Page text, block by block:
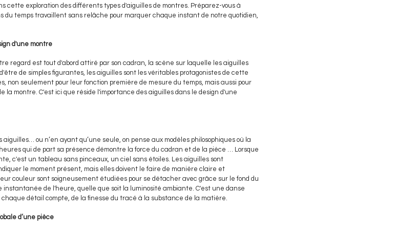
cette exploration des différents types d'aiguilles de montres. Préparez-vous à
du temps travaillent sans relâche pour marquer chaque instant de notre quotidien,
d'une montre
regard est tout d'abord attiré par son cadran, la scène sur laquelle les aiguilles
de simples figurantes, les aiguilles sont les véritables protagonistes de cette
non seulement pour leur fonction première de mesure du temps, mais aussi pour
la montre. C'est ici que réside l'importance des aiguilles dans le design d'une
ou n’en ayant qu’une seule, on pense aux modèles philosophiques où la
qui de part sa présence démontre la force du cadran et de la pièce … Lorsque
c'est un tableau sans pinceaux, un ciel sans étoiles. Les aiguilles sont
le moment présent, mais elles doivent le faire de manière claire et
couleur sont soigneusement étudiées pour se détacher avec grâce sur le fond du
de l'heure, quelle que soit la luminosité ambiante. C'est une danse
détail compte, de la finesse du tracé à la substance de la matière.
d’une pièce